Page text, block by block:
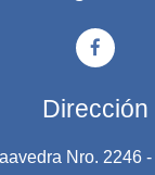
Dirección
Nro. 2246